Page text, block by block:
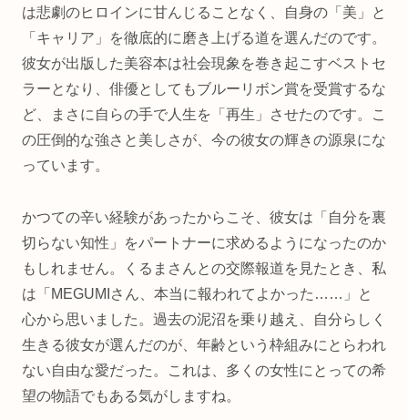
は悲劇のヒロインに甘んじることなく、自身の「美」と
「キャリア」を徹底的に磨き上げる道を選んだのです。
彼女が出版した美容本は社会現象を巻き起こすベストセ
ラーとなり、俳優としてもブルーリボン賞を受賞するな
ど、まさに自らの手で人生を「再生」させたのです。こ
の圧倒的な強さと美しさが、今の彼女の輝きの源泉にな
っています。
かつての辛い経験があったからこそ、彼女は「自分を裏
切らない知性」をパートナーに求めるようになったのか
もしれません。くるまさんとの交際報道を見たとき、私
は「MEGUMIさん、本当に報われてよかった……」と
心から思いました。過去の泥沼を乗り越え、自分らしく
生きる彼女が選んだのが、年齢という枠組みにとらわれ
ない自由な愛だった。これは、多くの女性にとっての希
望の物語でもある気がしますね。